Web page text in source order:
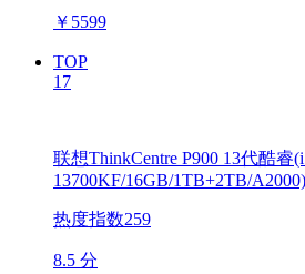
￥ 5599
TOP
17
联想ThinkCentre P900 13代酷睿
13700KF/16GB/1TB+2TB/A2000)
热度指数259
8.5 分